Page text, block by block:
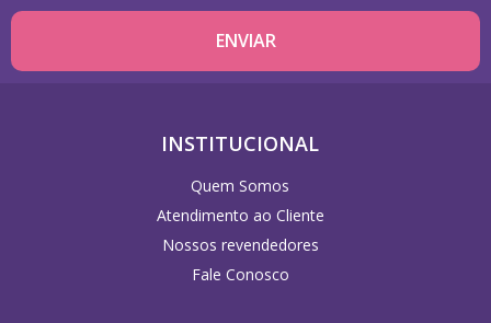
INSTITUCIONAL
Quem Somos
Atendimento ao Cliente
Nossos revendedores
Fale Conosco